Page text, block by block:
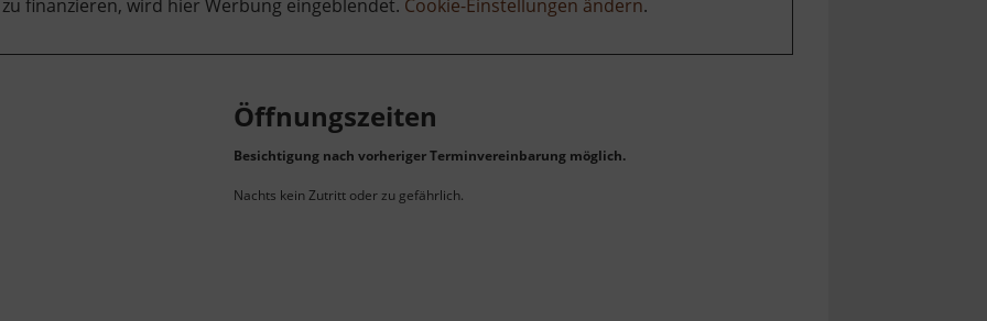
finanzieren, wird hier Werbung eingeblendet. Cookie-Einstellungen ändern.
Öffnungszeiten
Besichtigung nach vorheriger Terminvereinbarung möglich.
Nachts kein Zutritt oder zu gefährlich.